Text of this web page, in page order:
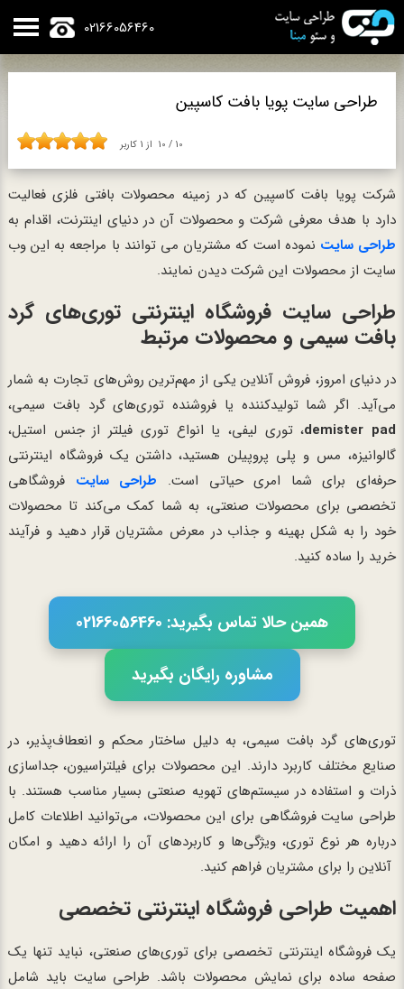
02166056460
طراحی سایت پویا بافت کاسپین
10 / 10 از 1 کاربر
شرکت پویا بافت کاسپین که در زمینه محصولات بافتی فلزی فعالیت
دارد با هدف معرفی شرکت و محصولات آن در دنیای اینترنت، اقدام به
طراحی سایت نموده است که مشتریان می توانند با مراجعه به این وب
سایت از محصولات این شرکت دیدن نمایند.
طراحی سایت فروشگاه اینترنتی توری‌های گرد
بافت سیمی و محصولات مرتبط
در دنیای امروز، فروش آنلاین یکی از مهم‌ترین روش‌های تجارت به شمار
می‌آید. اگر شما تولیدکننده یا فروشنده توری‌های گرد بافت سیمی،
demister pad، توری لیفی، یا انواع توری فیلتر از جنس استیل،
گالوانیزه، مس و پلی پروپیلن هستید، داشتن یک فروشگاه اینترنتی
حرفه‌ای برای شما امری حیاتی است. طراحی سایت فروشگاهی
تخصصی برای محصولات صنعتی، به شما کمک می‌کند تا محصولات
خود را به شکل بهینه و جذاب در معرض مشتریان قرار دهید و فرآیند
خرید را ساده کنید.
همین حالا تماس بگیرید: 02166056460
مشاوره رایگان بگیرید
توری‌های گرد بافت سیمی، به دلیل ساختار محکم و انعطاف‌پذیر، در
صنایع مختلف کاربرد دارند. این محصولات برای فیلتراسیون، جداسازی
ذرات و استفاده در سیستم‌های تهویه صنعتی بسیار مناسب هستند. با
طراحی سایت فروشگاهی برای این محصولات، می‌توانید اطلاعات کامل
درباره هر نوع توری، ویژگی‌ها و کاربردهای آن را ارائه دهید و امکان
آنلاین را برای مشتریان فراهم کنید.
اهمیت طراحی فروشگاه اینترنتی تخصصی
یک فروشگاه اینترنتی تخصصی برای توری‌های صنعتی، نباید تنها یک
صفحه ساده برای نمایش محصولات باشد. طراحی سایت باید شامل